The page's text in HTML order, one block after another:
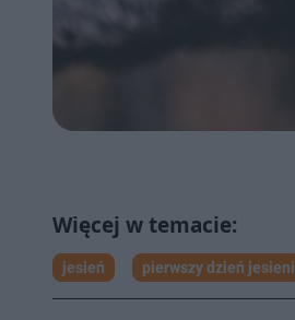
jesień pierwszy dzień jesieni